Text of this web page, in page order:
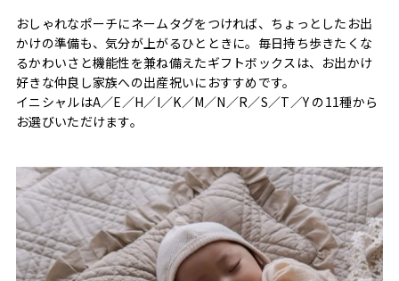
おしゃれなポーチにネームタグをつければ、ちょっとしたお出
かけの準備も、気分が上がるひとときに。毎日持ち歩きたくな
るかわいさと機能性を兼ね備えたギフトボックスは、お出かけ
好きな仲良し家族への出産祝いにおすすめです。
イニシャルはA／E／H／I／K／M／N／R／S／T／Y の11種から
お選びいただけます。